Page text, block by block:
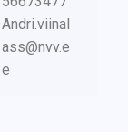
Andri.viinal
ass@nvv.e
e